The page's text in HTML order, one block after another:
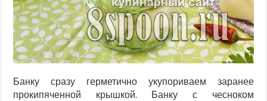
Банку сразу герметично укупориваем заранее
прокипяченной крышкой. Банку с чесноком